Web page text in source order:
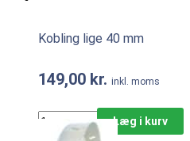
Kobling lige 40 mm
149,00 kr. inkl. moms
Læg i kurv